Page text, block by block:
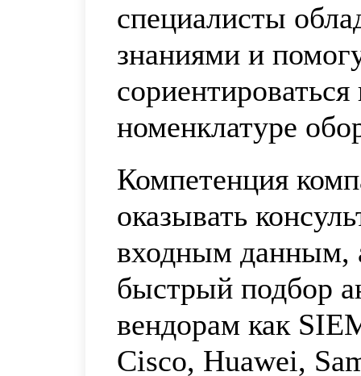
специалисты
знаниями и
номенклатуре
Компетенция
оказывать
входным данным,
быстрый подбор
вендорам как
Cisco, Huawei,